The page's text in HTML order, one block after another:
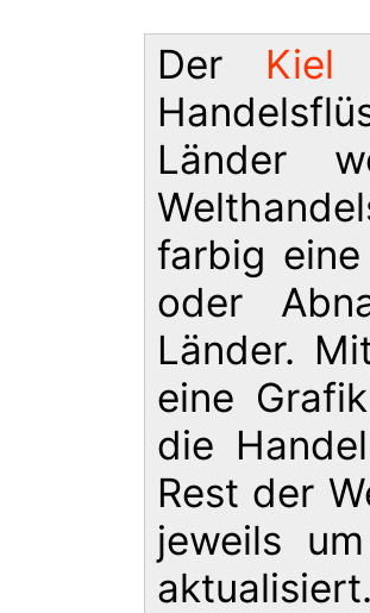
Der Kiel
Länder
farbig
oder
Länder.
eine
die
Rest der
jeweils